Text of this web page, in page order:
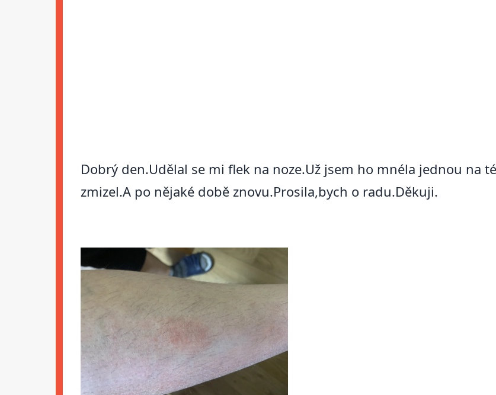
Dobrý den.Udělal se mi flek na noze.Už jsem ho mnéla jednou na
zmizel.A po nějaké době znovu.Prosila,bych o radu.Děkuji.